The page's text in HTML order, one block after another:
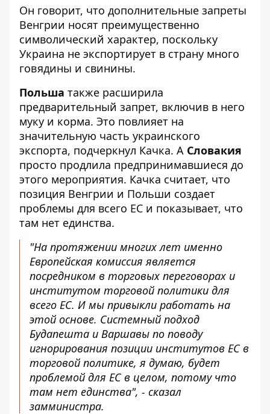
Он говорит, что дополнительные запреты
Венгрии носят преимущественно
символический характер, поскольку
Украина не экспортирует в страну много
говядины и свинины.
Польша также расширила
предварительный запрет, включив в него
муку и корма. Это повлияет на
значительную часть украинского
экспорта, подчеркнул Качка. А Словакия
просто продлила предпринимавшиеся до
этого мероприятия. Качка считает, что
позиция Венгрии и Польши создает
проблемы для всего ЕС и показывает, что
там нет единства.
"На протяжении многих лет именно
Европейская комиссия является
посредником в торговых переговорах и
институтом торговой политики для
всего ЕС. И мы привыкли работать на
этой основе. Системный подход
Будапешта и Варшавы по поводу
игнорирования позиции институтов ЕС в
торговой политике, я думаю, будет
проблемой для ЕС в целом, потому что
там нет единства", - сказал
замминистра.